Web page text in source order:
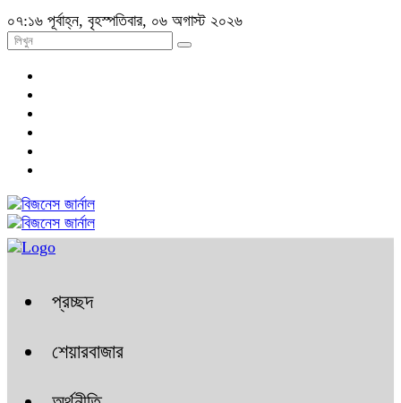
০৭:১৬ পূর্বাহ্ন, বৃহস্পতিবার, ০৬ অগাস্ট ২০২৬
প্রচ্ছদ
শেয়ারবাজার